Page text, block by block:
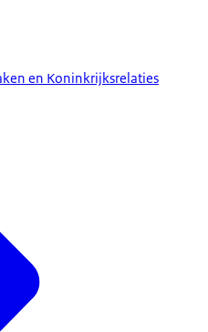
en Koninkrijksrelaties